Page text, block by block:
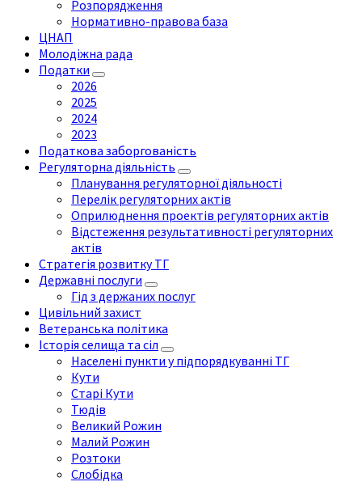
Розпорядження
Нормативно-правова база
ЦНАП
Молодіжна рада
Податки
2026
2025
2024
2023
Податкова заборгованість
Регуляторна діяльність
Планування регуляторної діяльності
Перелік регуляторних актів
Оприлюднення проектів регуляторних актів
Відстеження результативності регуляторних
актів
Стратегія розвитку ТГ
Державні послуги
Гід з держаних послуг
Цивільний захист
Ветеранська політика
Історія селища та сіл
Населені пункти у підпорядкуванні ТГ
Кути
Старі Кути
Тюдів
Великий Рожин
Малий Рожин
Розтоки
Слобідка